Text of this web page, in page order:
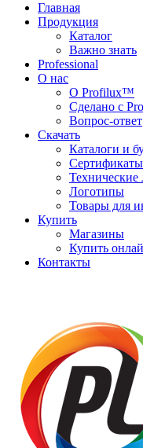
Главная
Продукция
Каталог
Важно знать
Professional
О нас
О Profilux™
Сделано с
Вопрос-ответ
Скачать
Каталоги и
Сертификаты
Технические
Логотипы
Товары для
Купить
Магазины
Купить
Контакты